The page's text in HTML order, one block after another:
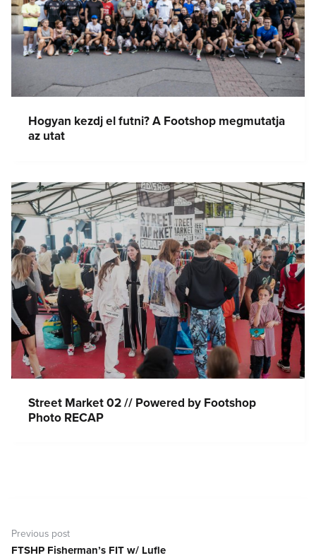
Hogyan kezdj el futni? A Footshop megmutatja
az utat
Street Market 02 // Powered by Footshop
Photo RECAP
navigáció
Previous post
Previous
FTSHP Fisherman’s FIT w/ Lufle